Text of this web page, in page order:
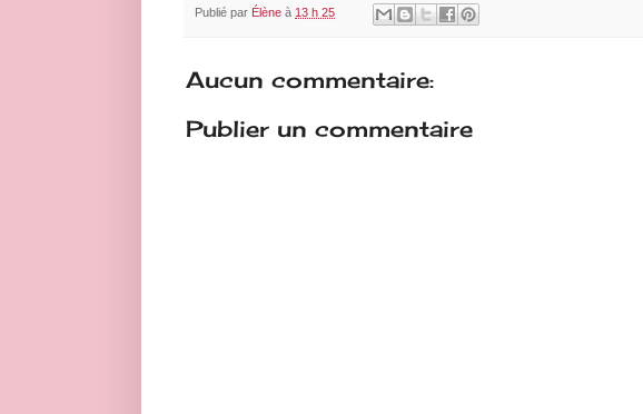
Publié par Élène à 13 h 25
Aucun commentaire:
Publier un commentaire